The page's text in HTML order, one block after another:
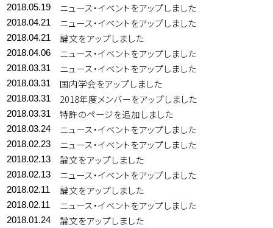
2018.05.19 ニュース・イベントをアップしました
2018.04.21 ニュース・イベントをアップしました
2018.04.21 論文をアップしました
2018.04.06 ニュース・イベントをアップしました
2018.03.31 ニュース・イベントをアップしました
2018.03.31 国内学会をアップしました
2018.03.31 2018年度メンバーをアップしました
2018.03.31 特許のページを追加しました
2018.03.24 ニュース・イベントをアップしました
2018.02.23 ニュース・イベントをアップしました
2018.02.13 論文をアップしました
2018.02.13 ニュース・イベントをアップしました
2018.02.11 論文をアップしました
2018.02.11 ニュース・イベントをアップしました
2018.01.24 論文をアップしました